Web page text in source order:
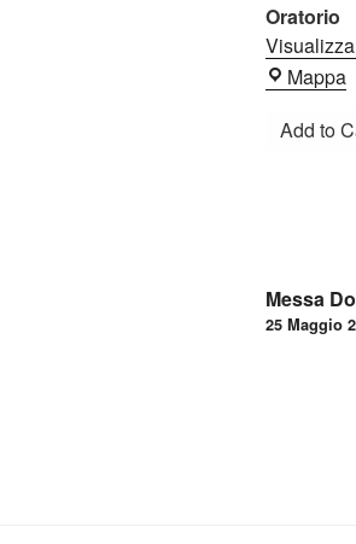
Oratorio
Mappa
Add to
articoli
Messa
25 Maggio